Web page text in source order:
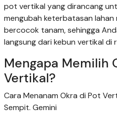
pot vertikal yang dirancang
mengubah keterbatasan lahan
bercocok tanam, sehingga
langsung dari kebun vertikal di
Mengapa Memilih
Vertikal?
Cara Menanam Okra di Pot
Sempit. Gemini